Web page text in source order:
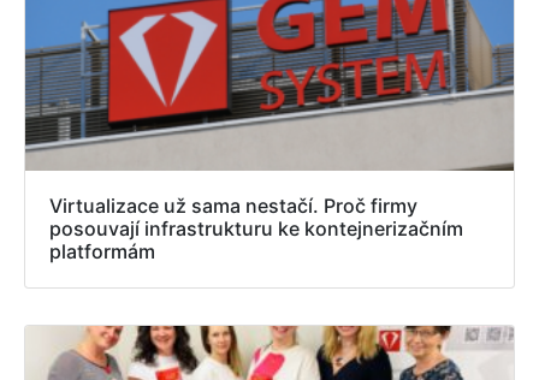
Virtualizace už sama nestačí. Proč firmy
posouvají infrastrukturu ke kontejnerizačním
platformám